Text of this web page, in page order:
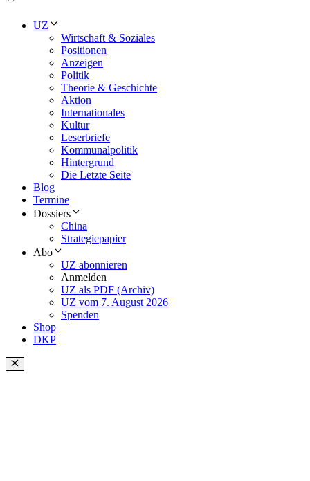
UZ
Wirtschaft & Soziales
Positionen
Anzeigen
Politik
Theorie & Geschichte
Aktion
Internationales
Kultur
Leserbriefe
Kommunalpolitik
Hintergrund
Die Letzte Seite
Blog
Termine
Dossiers
China
Strategiepapier
Abo
UZ abonnieren
Anmelden
UZ als PDF (Archiv)
UZ vom 7. August 2026
Spenden
Shop
DKP
Schließen